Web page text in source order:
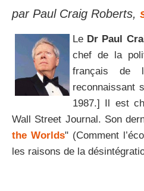
par Paul Craig Roberts,
Le Dr Paul
chef de la
français de
reconnaissant
1987.] Il est
Wall Street Journal. Son
the Worlds" (Comment
les raisons de la